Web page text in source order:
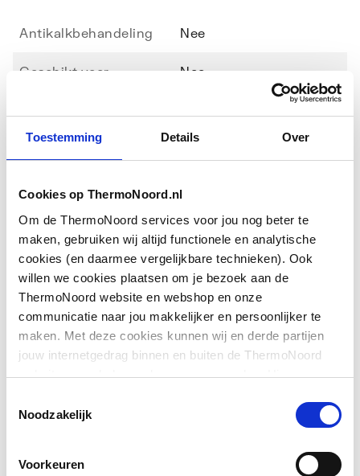
Toestemming Details Over
Cookies op ThermoNoord.nl
Om de ThermoNoord services voor jou nog beter te
maken, gebruiken wij altijd functionele en analytische
cookies (en daarmee vergelijkbare technieken). Ook
willen we cookies plaatsen om je bezoek aan de
ThermoNoord website en webshop en onze
communicatie naar jou makkelijker en persoonlijker te
maken. Met deze cookies kunnen wij en derde partijen
jouw internetgedrag binnen en buiten de ThermoNoord
website en webshop volgen en verzamelen. Hiermee
communicatie aan jouw interesses aan. We slaan je
Noodzakelijk
Voorkeuren
Antikalkbehandeling Nee
Geschikt voor
Nee
met zijwand
Geschikt voor montage
op douchebak
Ja
Geschikt voor montage
op tegelvloer
Ja
Geschikt voor
nismontage
Ja
Glas-/kunststofdecor Nee
voor montage in nis
Inbouwbreedte deur
Downloads
Exploded_view image/jpeg
Sfeerbeeld image/jpeg,362 KB
Sfeerbeeldimage/jpeg,362 KB
Pictogram